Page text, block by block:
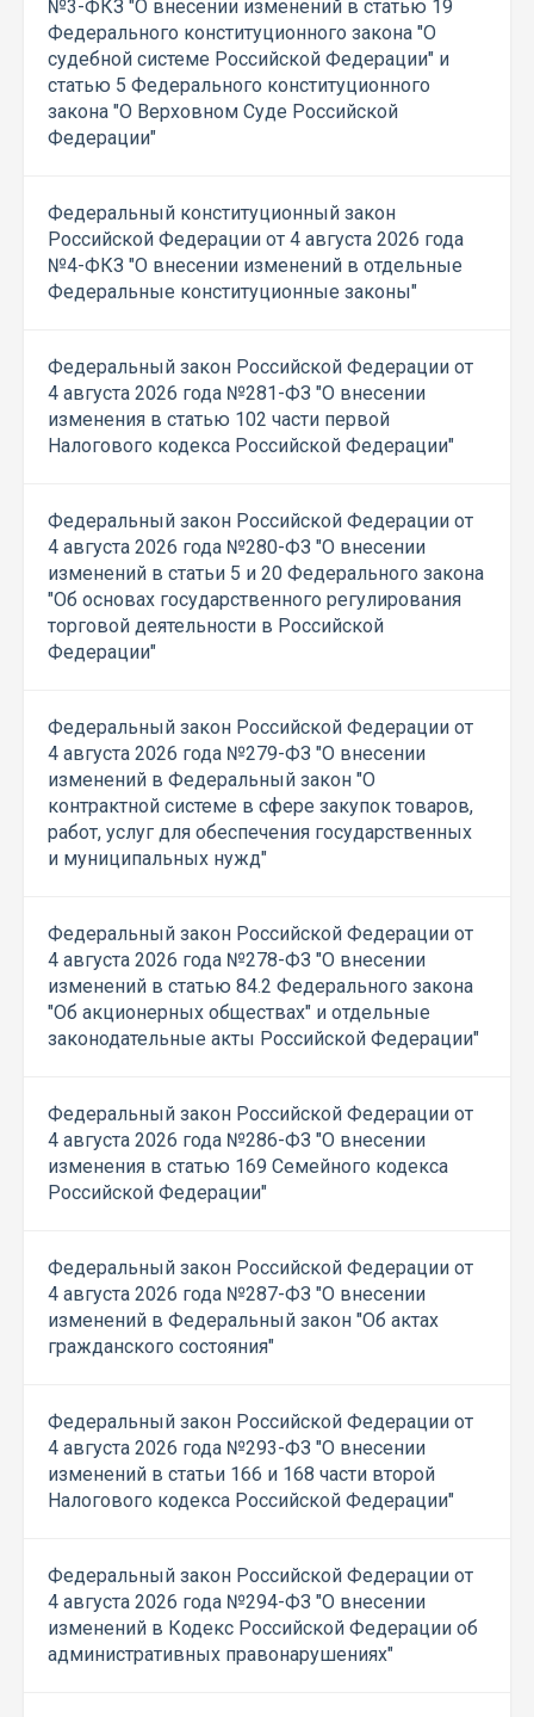
№3-ФКЗ "О внесении изменений в статью 19
Федерального конституционного закона "О
судебной системе Российской Федерации" и
статью 5 Федерального конституционного
закона "О Верховном Суде Российской
Федерации"
Федеральный конституционный закон
Российской Федерации от 4 августа 2026 года
№4-ФКЗ "О внесении изменений в отдельные
Федеральные конституционные законы"
Федеральный закон Российской Федерации от
4 августа 2026 года №281-ФЗ "О внесении
изменения в статью 102 части первой
Налогового кодекса Российской Федерации"
Федеральный закон Российской Федерации от
4 августа 2026 года №280-ФЗ "О внесении
изменений в статьи 5 и 20 Федерального закона
"Об основах государственного регулирования
торговой деятельности в Российской
Федерации"
Федеральный закон Российской Федерации от
4 августа 2026 года №279-ФЗ "О внесении
изменений в Федеральный закон "О
контрактной системе в сфере закупок товаров,
работ, услуг для обеспечения государственных
и муниципальных нужд"
Федеральный закон Российской Федерации от
4 августа 2026 года №278-ФЗ "О внесении
изменений в статью 84.2 Федерального закона
"Об акционерных обществах" и отдельные
законодательные акты Российской Федерации"
Федеральный закон Российской Федерации от
4 августа 2026 года №286-ФЗ "О внесении
изменения в статью 169 Семейного кодекса
Российской Федерации"
Федеральный закон Российской Федерации от
4 августа 2026 года №287-ФЗ "О внесении
изменений в Федеральный закон "Об актах
гражданского состояния"
Федеральный закон Российской Федерации от
4 августа 2026 года №293-ФЗ "О внесении
изменений в статьи 166 и 168 части второй
Налогового кодекса Российской Федерации"
Федеральный закон Российской Федерации от
4 августа 2026 года №294-ФЗ "О внесении
изменений в Кодекс Российской Федерации об
административных правонарушениях"